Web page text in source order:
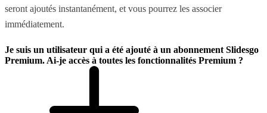
seront ajoutés instantanément, et vous pourrez les associer
immédiatement.
Je suis un utilisateur qui a été ajouté à un abonnement Slidesgo
Premium. Ai-je accès à toutes les fonctionnalités Premium ?